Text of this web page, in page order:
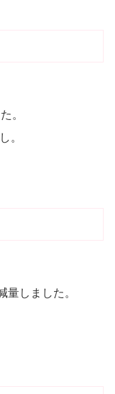
。
。
量しました。